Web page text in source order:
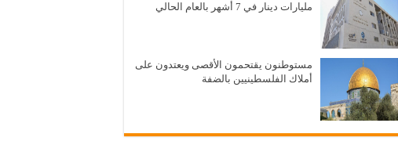
مليارات دينار في 7 أشهر بالعام الحالي
مستوطنون يقتحمون الأقصى ويعتدون على
أملاك الفلسطينيين بالضفة